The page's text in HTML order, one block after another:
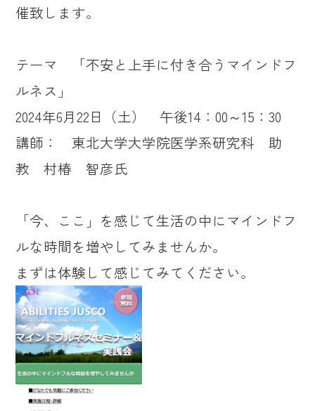
催致します。
テーマ 「不安と上手に付き合うマインドフ
ルネス」
2024年6月22日（土） 午後14：00～15：30
講師： 東北大学大学院医学系研究科 助
教 村椿 智彦氏
「今、ここ」を感じて生活の中にマインドフ
ルな時間を増やしてみませんか。
まずは体験して感じてみてください。